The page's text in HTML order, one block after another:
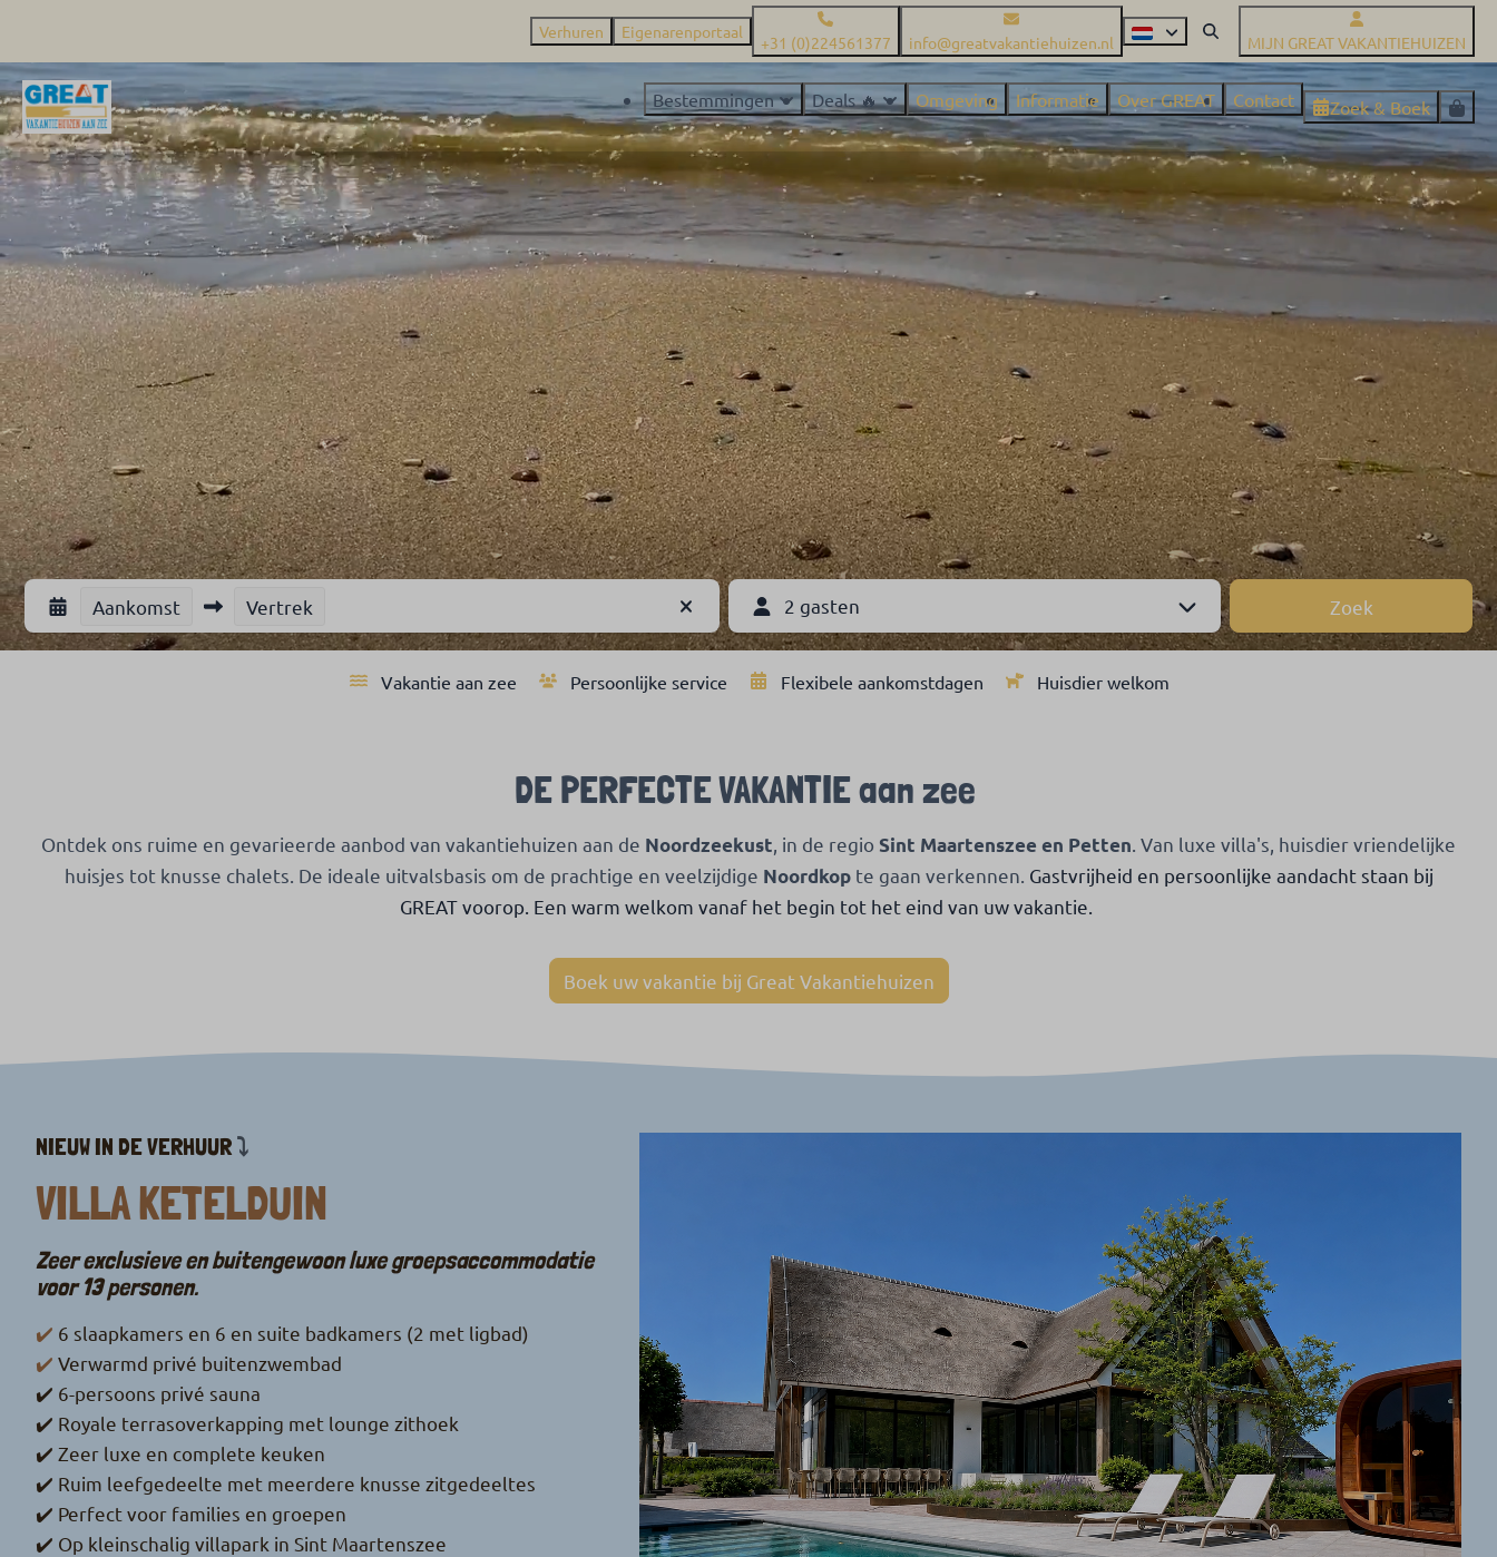
Verhuren Eigenarenportaal
+31 (0)224561377 info@greatvakantiehuizen.nl MIJN GREAT VAKANTIEHUIZEN
Bestemmingen Deals 🔥 Omgeving Informatie Over GREAT Contact Zoek & Boek
Aankomst Vertrek 2 gasten Zoek
Vakantie aan zee Persoonlijke service Flexibele aankomstdagen Huisdier welkom
DE PERFECTE VAKANTIE aan zee
Ontdek ons ruime en gevarieerde aanbod van vakantiehuizen aan de Noordzeekust , in de regio Sint Maartenszee en Petten . Van luxe villa's, huisdier vriendelijke
huisjes tot knusse chalets. De ideale uitvalsbasis om de prachtige en veelzijdige Noordkopte gaan verkennen. Gastvrijheid en persoonlijke aandacht staan bij
GREAT voorop. Een warm welkom vanaf het begin tot het eind van uw vakantie.
Boek uw vakantie bij Great Vakantiehuizen
NIEUW IN DE VERHUUR⤵
VILLA KETELDUIN
Zeer exclusieve en buitengewoon luxe groepsaccommodatie
voor 13 personen.
✔️ 6 slaapkamers en 6 en suite badkamers (2 met ligbad)
✔️ Verwarmd privé buitenzwembad
✔️ 6-persoons privé sauna
✔️ Royale terrasoverkapping met lounge zithoek
✔️ Zeer luxe en complete keuken
✔️ Ruim leefgedeelte met meerdere knusse zitgedeeltes
✔️ Perfect voor families en groepen
✔️ Op kleinschalig villapark in Sint Maartenszee